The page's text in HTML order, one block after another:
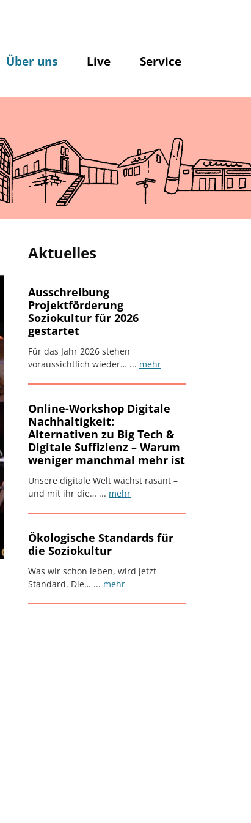
Über uns Live Service
Aktuelles
Ausschreibung
Projektförderung
Soziokultur für 2026
gestartet
Für das Jahr 2026 stehen
voraussichtlich wieder… ... mehr
Online-Workshop Digitale
Nachhaltigkeit:
Alternativen zu Big Tech &
Digitale Suffizienz – Warum
weniger manchmal mehr ist
Unsere digitale Welt wächst rasant –
und mit ihr die… ... mehr
Ökologische Standards für
die Soziokultur
Was wir schon leben, wird jetzt
Standard. Die… ... mehr